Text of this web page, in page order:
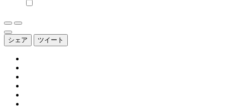
シェア ツイート